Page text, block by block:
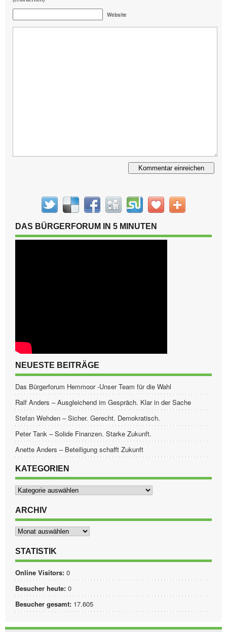
Website
DAS BÜRGERFORUM IN 5 MINUTEN
NEUESTE BEITRÄGE
Das Bürgerforum Hemmoor -Unser Team für die Wahl
Ralf Anders – Ausgleichend im Gespräch. Klar in der Sache
Stefan Wehden – Sicher. Gerecht. Demokratisch.
Peter Tank – Solide Finanzen. Starke Zukunft.
Anette Anders – Beteiligung schafft Zukunft
KATEGORIEN
Kategorien
ARCHIV
Archiv
STATISTIK
Online Visitors: 0
Besucher heute: 0
Besucher gesamt: 17.605